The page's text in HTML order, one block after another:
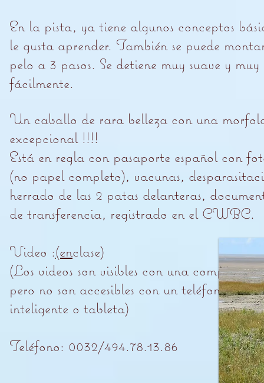
En la pista, ya tiene algunos conceptos
le gusta aprender. También se puede
pelo a 3 pasos. Se detiene muy suave y muy
fácilmente.
Un caballo de rara belleza con una
excepcional !!!!
Está en regla con pasaporte español con
(no papel completo), vacunas,
herrado de las 2 patas delanteras,
de transferencia, registrado en el CWBC.
Video :(enclase)
(Los videos son visibles con una
pero no son accesibles con un teléfono
inteligente o tableta)
Teléfono: 0032/494.78.13.86